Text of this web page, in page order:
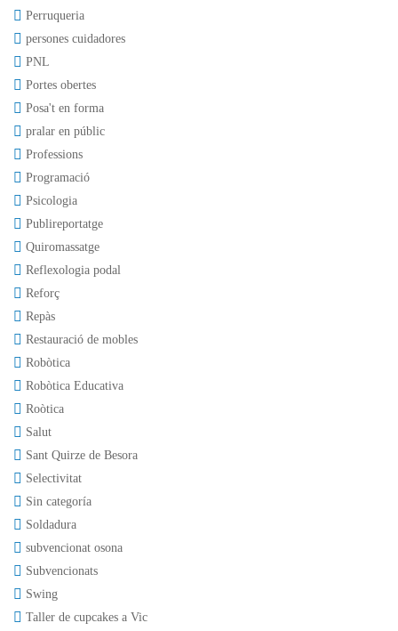
Perruqueria
persones cuidadores
PNL
Portes obertes
Posa't en forma
pralar en públic
Professions
Programació
Psicologia
Publireportatge
Quiromassatge
Reflexologia podal
Reforç
Repàs
Restauració de mobles
Robòtica
Robòtica Educativa
Roòtica
Salut
Sant Quirze de Besora
Selectivitat
Sin categoría
Soldadura
subvencionat osona
Subvencionats
Swing
Taller de cupcakes a Vic